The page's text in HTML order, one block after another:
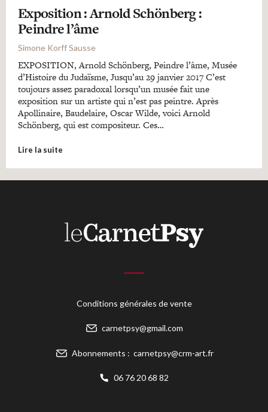
Exposition : Arnold Schönberg :
Peindre l’âme
Simone Korff Sausse
EXPOSITION, Arnold Schönberg, Peindre l’âme, Musée
d’Histoire du Judaïsme, Jusqu’au 29 janvier 2017 C’est
toujours assez paradoxal lorsqu’un musée fait une
exposition sur un artiste qui n’est pas peintre. Après
Apollinaire, Baudelaire, Oscar Wilde, voici Arnold
Schönberg, qui est compositeur. Ces…
Lire la suite
Conditions générales de vente
carnetpsy@gmail.com
Abonnements : carnetpsy@crm-art.fr
06 76 20 68 82